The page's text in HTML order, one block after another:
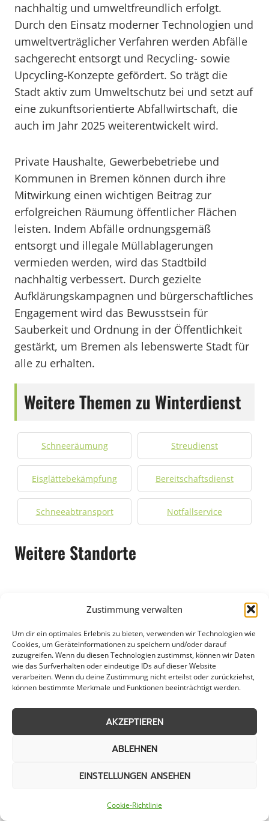
Zustimmung verwalten
Um dir ein optimales Erlebnis zu bieten, verwenden wir Technologien wie
Cookies, um Geräteinformationen zu speichern und/oder darauf
zuzugreifen. Wenn du diesen Technologien zustimmst, können wir Daten
wie das Surfverhalten oder eindeutige IDs auf dieser Website
verarbeiten. Wenn du deine Zustimmung nicht erteilst oder zurückziehst,
können bestimmte Merkmale und Funktionen beeinträchtigt werden.
AKZEPTIEREN
ABLEHNEN
EINSTELLUNGEN ANSEHEN
Cookie-Richtlinie
nachhaltig und umweltfreundlich erfolgt.
Durch den Einsatz moderner Technologien und
umweltverträglicher Verfahren werden Abfälle
sachgerecht entsorgt und Recycling- sowie
Upcycling-Konzepte gefördert. So trägt die
Stadt aktiv zum Umweltschutz bei und setzt auf
eine zukunftsorientierte Abfallwirtschaft, die
auch im Jahr 2025 weiterentwickelt wird.
Private Haushalte, Gewerbebetriebe und
Kommunen in Bremen können durch ihre
Mitwirkung einen wichtigen Beitrag zur
erfolgreichen Räumung öffentlicher Flächen
leisten. Indem Abfälle ordnungsgemäß
entsorgt und illegale Müllablagerungen
vermieden werden, wird das Stadtbild
nachhaltig verbessert. Durch gezielte
Aufklärungskampagnen und bürgerschaftliches
Engagement wird das Bewusstsein für
Sauberkeit und Ordnung in der Öffentlichkeit
gestärkt, um Bremen als lebenswerte Stadt für
alle zu erhalten.
Weitere Themen zu Winterdienst
Schneeräumung Streudienst
Eisglättebekämpfung Bereitschaftsdienst
Schneeabtransport Notfallservice
Weitere Standorte
Bremen ist ein wichtiger Prozess, um die
Sicherheit und Ordnung in der Stadt zu
gewährleisten. Kommunen und Städte sind
bemüht, die öffentlichen Plätze sauber und
zugänglich zu halten. In Bremen sorgen
Bürgerinnen und Bürger die Grünflächen und
Gehwege ungehindert nutzen können. Durch
diese Maßnahmen wird die Attraktivität der